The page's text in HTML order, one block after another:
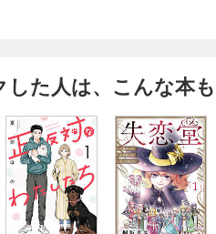
した人は、こんな本